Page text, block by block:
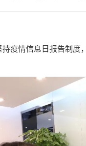
疫情信息日报告制